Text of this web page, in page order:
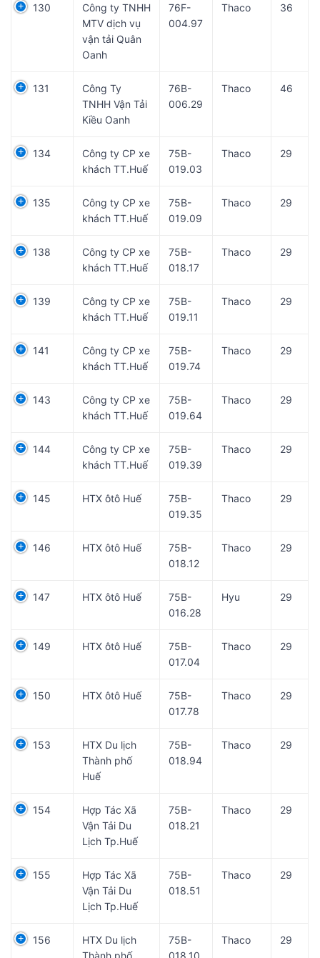
130
Công ty TNHH
MTV dịch vụ
vận tải Quân
Oanh
76F-
004.97
Thaco 36
131
Công Ty
TNHH Vận Tải
Kiều Oanh
76B-
006.29
Thaco 46
134
Công ty CP xe
khách TT.Huế
75B-
019.03
Thaco 29
135
Công ty CP xe
khách TT.Huế
75B-
019.09
Thaco 29
138
Công ty CP xe
khách TT.Huế
75B-
018.17
Thaco 29
139
Công ty CP xe
khách TT.Huế
75B-
019.11
Thaco 29
141
Công ty CP xe
khách TT.Huế
75B-
019.74
Thaco 29
143
Công ty CP xe
khách TT.Huế
75B-
019.64
Thaco 29
144
Công ty CP xe
khách TT.Huế
75B-
019.39
Thaco 29
145 HTX ôtô Huế
75B-
019.35
Thaco 29
146 HTX ôtô Huế
75B-
018.12
Thaco 29
147 HTX ôtô Huế
75B-
016.28
Hyu 29
149 HTX ôtô Huế
75B-
017.04
Thaco 29
150 HTX ôtô Huế
75B-
017.78
Thaco 29
153
HTX Du lịch
Thành phố
Huế
75B-
018.94
Thaco 29
154
Hợp Tác Xã
Vận Tải Du
Lịch Tp.Huế
75B-
018.21
Thaco 29
155
Hợp Tác Xã
Vận Tải Du
Lịch Tp.Huế
75B-
018.51
Thaco 29
156
HTX Du lịch
Thành phố
75B-
018.10
Thaco 29